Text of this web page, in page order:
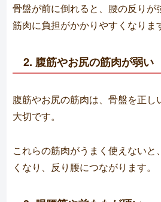
骨盤が前に倒れると、腰の反りが
筋肉に負担がかかりやすくなりま
2. 腹筋やお尻の筋肉が弱い
腹筋やお尻の筋肉は、骨盤を正し
大切です。
これらの筋肉がうまく使えないと
くなり、反り腰につながります。